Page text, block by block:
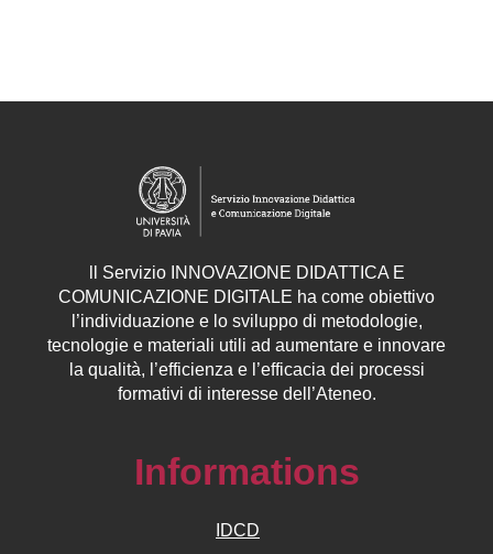
Servizio INNOVAZIONE DIDATTICA E
COMUNICAZIONE DIGITALE ha come obiettivo
l’individuazione e lo sviluppo di metodologie,
tecnologie e materiali utili ad aumentare e innovare
la qualità, l’efficienza e l’efficacia dei processi
formativi di interesse dell’Ateneo.
Informations
IDCD